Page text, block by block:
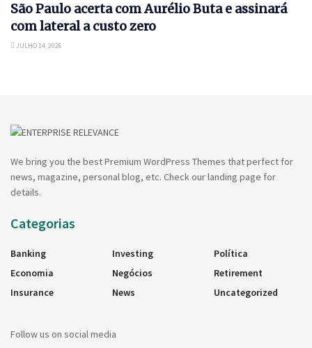
São Paulo acerta com Aurélio Buta e assinará
com lateral a custo zero
JULHO 14, 2026
We bring you the best Premium WordPress Themes that perfect for
news, magazine, personal blog, etc. Check our landing page for
details.
Categorias
Banking
Economia
Insurance
Investing
Negócios
News
Política
Retirement
Uncategorized
Follow us on social media